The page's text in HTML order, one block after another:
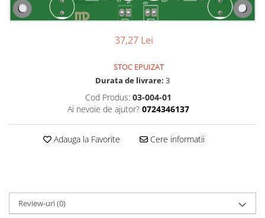
37,27 Lei
STOC EPUIZAT
Durata de livrare: 3
Cod Produs: 03-004-01
Ai nevoie de ajutor? 0724346137
Adauga la Favorite Cere informatii
Review-uri(0)